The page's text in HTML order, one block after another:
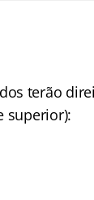
terão
superior):